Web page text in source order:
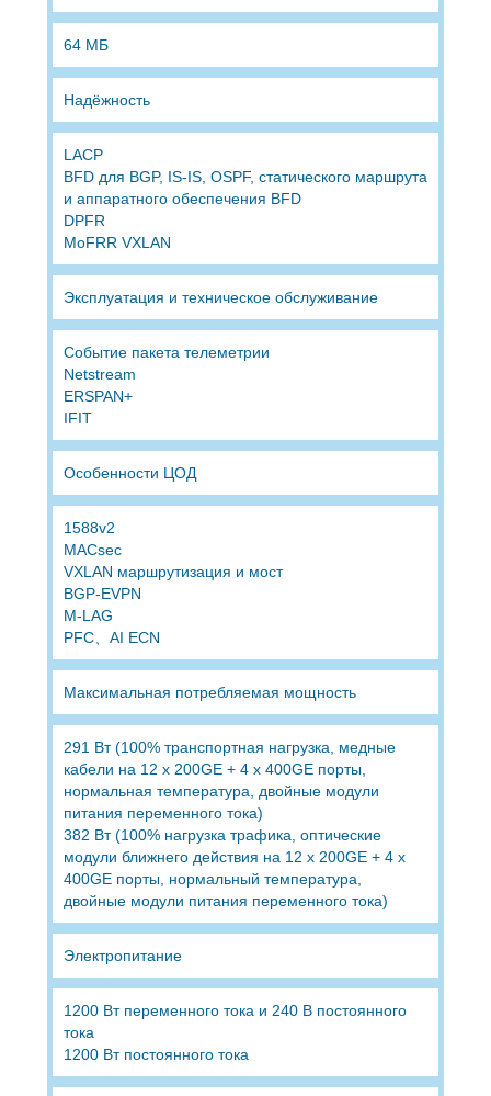
64 МБ
Надёжность
LACP
BFD для BGP, IS-IS, OSPF, статического маршрута
и аппаратного обеспечения BFD
DPFR
MoFRR VXLAN
Эксплуатация и техническое обслуживание
Событие пакета телеметрии
Netstream
ERSPAN+
IFIT
Особенности ЦОД
1588v2
MACsec
VXLAN маршрутизация и мост
BGP-EVPN
M-LAG
PFC、AI ECN
Максимальная потребляемая мощность
291 Вт (100% транспортная нагрузка, медные
кабели на 12 x 200GE + 4 x 400GE порты,
нормальная температура, двойные модули
питания переменного тока)
382 Вт (100% нагрузка трафика, оптические
модули ближнего действия на 12 x 200GE + 4 x
400GE порты, нормальный температура,
двойные модули питания переменного тока)
Электропитание
1200 Вт переменного тока и 240 В постоянного
тока
1200 Вт постоянного тока